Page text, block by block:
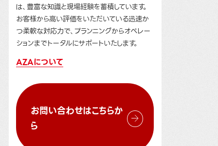
は、豊富な知識と現場経験を蓄積しています。
お客様から高い評価をいただいている迅速か
つ柔軟な対応力で、プランニングからオペレー
ションまでトータルにサポートいたします。
AZAについて
お問い合わせはこちらか
ら